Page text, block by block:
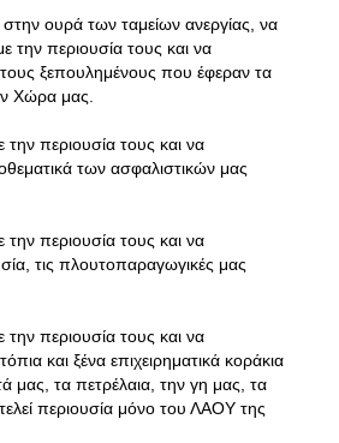
στην ουρά των ταμείων ανεργίας, να
την περιουσία τους και να
ξεπουλημένους που έφεραν τα
Χώρα μας.
περιουσία τους και να
των ασφαλιστικών μας
περιουσία τους και να
τις πλουτοπαραγωγικές μας
περιουσία τους και να
και ξένα επιχειρηματικά κοράκια
μας, τα πετρέλαια, την γη μας, τα
περιουσία μόνο του ΛΑΟΥ της